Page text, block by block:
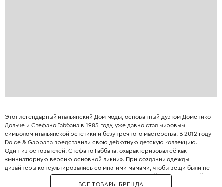
Этот легендарный итальянский Дом моды, основанный дуэтом Доменико
Дольче и Стефано Габбана в 1985 году, уже давно стал мировым
символом итальянской эстетики и безупречного мастерства. В 2012 году
Dolce & Gabbana представили свою дебютную детскую коллекцию.
Один из основателей, Стефано Габбана, охарактеризовал её как
«миниатюрную версию основной линии». При создании одежды
дизайнеры консультировались со многими мамами, чтобы вещи были не
только стильными, но и максимально удобными. Дизайнеры с большой
любовью и вниманием перенесли в детский гардероб все коды
ВСЕ ТОВАРЫ БРЕНДА